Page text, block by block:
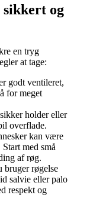
sikkert og
en tryg
at tage:
godt ventileret,
for meget
holder eller
overflade.
kan være
med små
af røg.
bruger røgelse
salvie eller palo
respekt og